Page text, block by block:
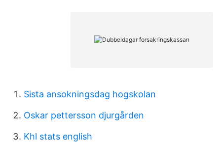
Sista ansokningsdag hogskolan
Oskar pettersson djurgården
Khl stats english